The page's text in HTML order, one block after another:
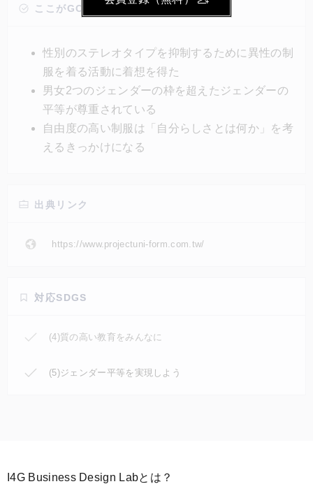
ットを変えられるゴム紐がついているものなど、11着
ができる。男子はスラックス、女子はスカートという
固定観念に縛られることなく、自分好みのスタイリン
グを追求できる。
ここがGOOD!
性別のステレオタイプを抑制するために異性の制
服を着る活動に着想を得た
男女2つのジェンダーの枠を超えたジェンダーの
平等が尊重されている
自由度の高い制服は「自分らしさとは何か」を考
えるきっかけになる
出典リンク
https://www.projectuni-form.com.tw/
対応SDGS
(4)質の高い教育をみんなに
(5)ジェンダー平等を実現しよう
I4G Business Design Labとは？